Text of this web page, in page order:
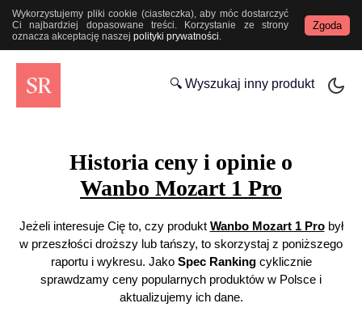
Wykorzystujemy pliki cookie (ciasteczka), aby móc dostarczyć
Ci najbardziej dopasowane treści. Korzystanie ze strony
oznacza akceptację naszej polityki prywatności.
Zgoda
🔍 Wyszukaj inny produkt
Historia ceny i opinie o
Wanbo Mozart 1 Pro
Jeżeli interesuje Cię to, czy produkt Wanbo Mozart 1 Probył
w przeszłości droższy lub tańszy, to skorzystaj z poniższego
raportu i wykresu. Jako Spec Rankingcyklicznie
sprawdzamy ceny popularnych produktów w Polsce i
aktualizujemy ich dane.